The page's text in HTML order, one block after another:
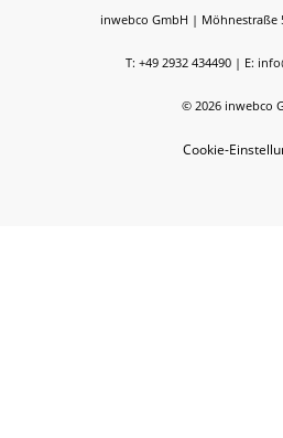
inwebco GmbH Möhnestraße
T: +49 2932 434490 E:
© 2026 inwebco
Cookie-